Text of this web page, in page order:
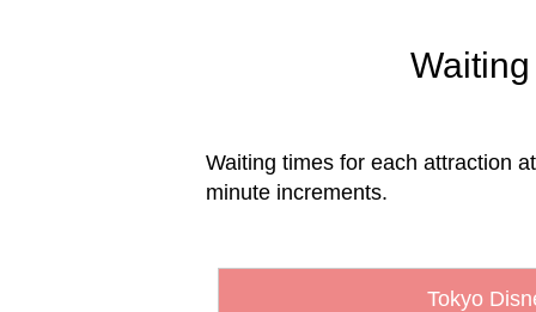
Waiting times for each attraction
minute increments.
Tokyo